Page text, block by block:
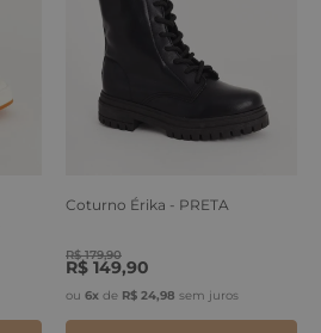
Coturno Érika - PRETA
R$ 179,90
R$ 149,90
ou 6x de R$ 24,98 sem juros